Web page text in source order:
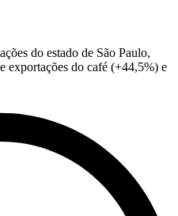
do estado de São Paulo,
exportações do café (+44,5%) e